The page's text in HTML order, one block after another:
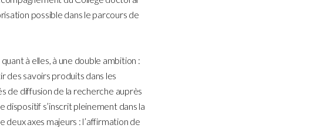
possible dans le parcours de
à elles, à une double ambition :
des savoirs produits dans les
de diffusion de la recherche auprès
dispositif s’inscrit pleinement dans la
deux axes majeurs : l’affirmation de